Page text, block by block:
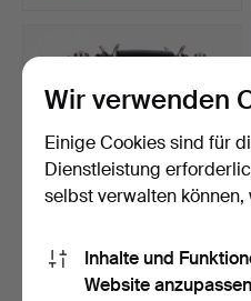
Kjobenhavn Aktieselskabt,
Tischtelefon im …
Wir verwenden
Einige Cookies sind für
Dienstleistung
selbst verwalten
Inhalte und
Website